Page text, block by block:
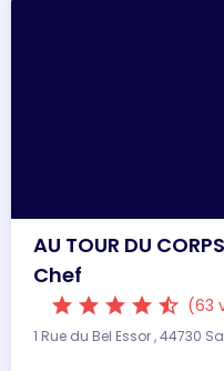
AU TOUR DU
Chef
star star star star star_half (63
1 Rue du Bel Essor , 44730